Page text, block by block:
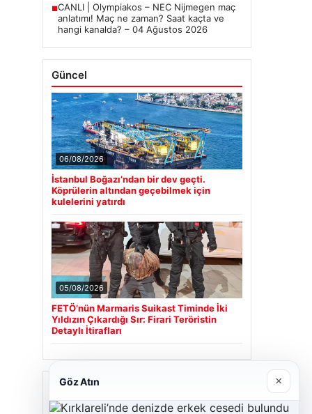
■CANLI | Olympiakos – NEC Nijmegen maç
anlatımı! Maç ne zaman? Saat kaçta ve
hangi kanalda? – 04 Ağustos 2026
Güncel
06/08/2026
İstanbul Boğazı’ndan bir dev geçti.
Köprülerin altından geçebilmek için
kulelerini yatırdı
05/08/2026
FETÖ’nün Marmaris Suikast Timinde İki
Yıldızın Çıkardığı Sır: Firari Teröristin
Detaylı İtirafları
Son Eklenen Firmalar
Göz Atın ×